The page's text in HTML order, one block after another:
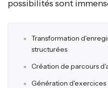
possibilités sont
Transformation
structurées
Création de parcours
Génération d'exercices